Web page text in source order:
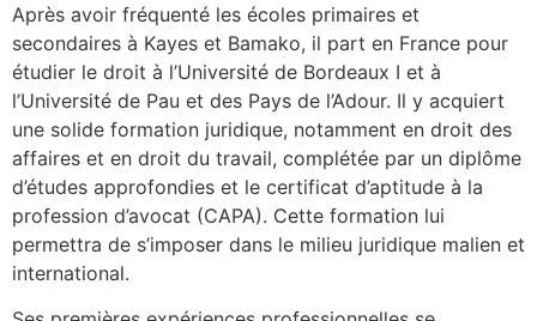
Après avoir fréquenté les écoles primaires et
secondaires à Kayes et Bamako, il part en France pour
étudier le droit à l’Université de Bordeaux I et à
l’Université de Pau et des Pays de l’Adour. Il y acquiert
une solide formation juridique, notamment en droit des
affaires et en droit du travail, complétée par un diplôme
d’études approfondies et le certificat d’aptitude à la
profession d’avocat (CAPA). Cette formation lui
permettra de s’imposer dans le milieu juridique malien et
international.